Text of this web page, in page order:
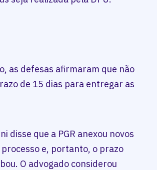
as defesas afirmaram que não
de 15 dias para entregar as
disse que a PGR anexou novos
e, portanto, o prazo
O advogado considerou